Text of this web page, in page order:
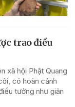
trao điều
xã hội Phật Quang
có hoàn cảnh
tưởng như giản